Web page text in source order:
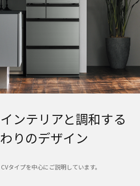
ンテリアと調和する
りのデザイン
タイプを中心にご説明しています。